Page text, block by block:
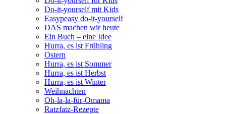
Do-it-yourself mit Kids
Easypeasy do-it-yourself
DAS machen wir heute
Ein Buch – eine Idee
Hurra, es ist Frühling
Ostern
Hurra, es ist Sommer
Hurra, es ist Herbst
Hurra, es ist Winter
Weihnachten
Oh-la-la-für-Omama
Ratzfatz-Rezepte